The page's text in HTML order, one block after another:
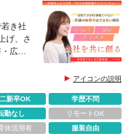
き社
げ、さ
広
アイコンの説明
新卒OK
学歴不問
勤なし
リモートOK
休活用有
服装自由